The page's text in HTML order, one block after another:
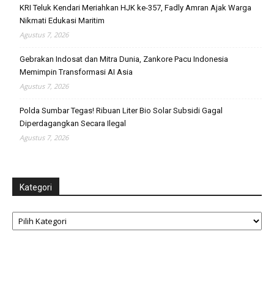
KRI Teluk Kendari Meriahkan HJK ke-357, Fadly Amran Ajak Warga
Nikmati Edukasi Maritim
Agustus 7, 2026
Gebrakan Indosat dan Mitra Dunia, Zankore Pacu Indonesia
Memimpin Transformasi AI Asia
Agustus 7, 2026
Polda Sumbar Tegas! Ribuan Liter Bio Solar Subsidi Gagal
Diperdagangkan Secara Ilegal
Agustus 7, 2026
Kategori
Kategori